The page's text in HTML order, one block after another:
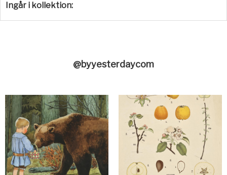
Ingår i kollektion:
@byyesterdaycom